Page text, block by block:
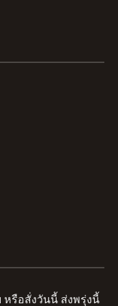
หรือสั่งวันนี้ ส่งพรุ่งนี้